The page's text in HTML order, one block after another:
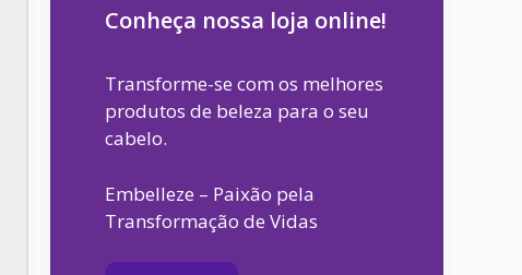
Conheça nossa loja online!
Transforme-se com os melhores
produtos de beleza para o seu
cabelo.
Embelleze – Paixão pela
Transformação de Vidas